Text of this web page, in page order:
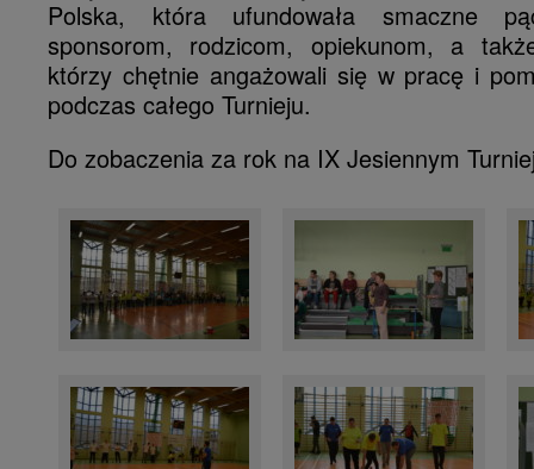
Polska, która ufundowała smaczne
sponsorom, rodzicom, opiekunom, a
którzy chętnie angażowali się w pracę i
podczas całego Turnieju.
Do zobaczenia za rok na IX Jesiennym